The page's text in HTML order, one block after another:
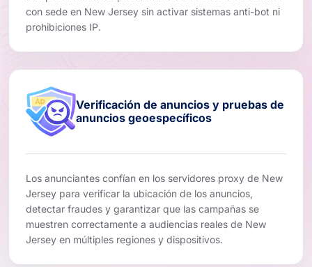
con sede en New Jersey sin activar sistemas anti-bot ni
prohibiciones IP.
Verificación de anuncios y pruebas de
anuncios geoespecíficos
Los anunciantes confían en los servidores proxy de New
Jersey para verificar la ubicación de los anuncios,
detectar fraudes y garantizar que las campañas se
muestren correctamente a audiencias reales de New
Jersey en múltiples regiones y dispositivos.